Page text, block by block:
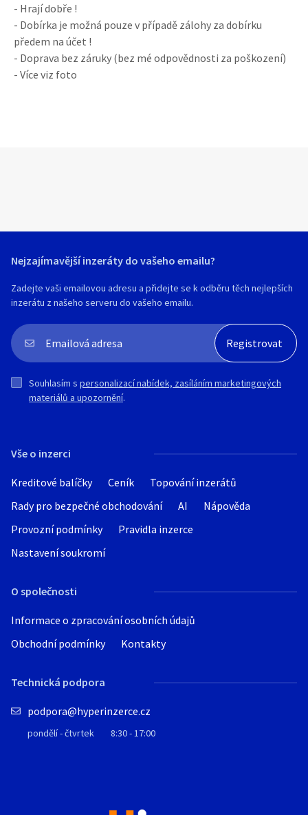
- Hrají dobře !
- Dobírka je možná pouze v případě zálohy za dobírku
předem na účet !
- Doprava bez záruky (bez mé odpovědnosti za poškození)
- Více viz foto
Vše o inzerci
Kreditové balíčky Ceník
Topování inzerátů
Rady pro bezpečné obchodování
AI
Nápověda
Provozní podmínky
Pravidla inzerce
Nastavení soukromí
O společnosti
Informace o zpracování osobních údajů
Obchodní podmínky
Kontakty
Technická podpora
podpora@hyperinzerce.cz
pondělí - čtvrtek 8:30 - 17:00
Nejzajímavější inzeráty do vašeho emailu?
Zadejte vaši emailovou adresu a přidejte se k odběru těch nejlepších
inzerátu z našeho serveru do vašeho emailu.
Souhlasím s personalizací nabídek, zasíláním marketingových
materiálů a upozornění.